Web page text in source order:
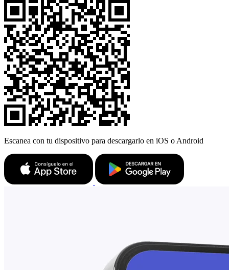
Escanea con tu dispositivo para descargarlo en iOS o Android